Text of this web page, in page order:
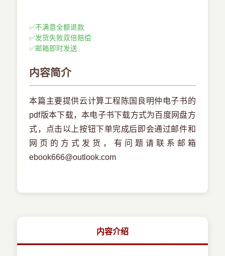
✅不满意全额退款
✅发货失败双倍赔偿
✅邮箱即时发送
内容简介
本篇主要提供云计算工程陈国良明仲电子书的
pdf版本下载，本电子书下载方式为百度网盘方
式，点击以上按钮下单完成后即会通过邮件和
网页的方式发货，有问题请联系邮箱
ebook666@outlook.com
内容介绍